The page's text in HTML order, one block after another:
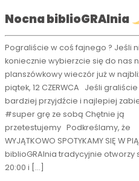
Nocna biblioGRAlnia
Pograliście w coś fajnego ? Jeśli
koniecznie wybierzcie się do nas
planszówkowy wieczór już w
piątek, 12 CZERWCA Jeśli
bardziej przyjdźcie i najlepiej
#super grę ze sobą Chętnie ją
przetestujemy Podkreślamy, że
WYJĄTKOWO SPOTYKAMY SIĘ W
biblioGRAlnia tradycyjnie otworzy
20:00 i […]